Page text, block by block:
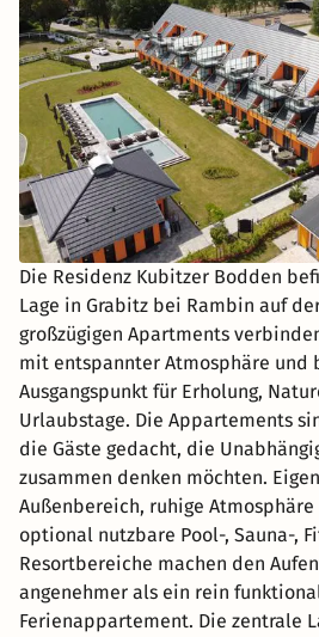
Die Residenz Kubitzer Bodden
Lage in Grabitz bei Rambin auf
großzügigen Apartments
mit entspannter Atmosphäre und
Ausgangspunkt für Erholung,
Urlaubstage. Die Appartements
die Gäste gedacht, die
zusammen denken möchten.
Außenbereich, ruhige
optional nutzbare Pool-, Sauna-,
Resortbereiche machen den
angenehmer als ein rein
Ferienappartement. Die zentrale